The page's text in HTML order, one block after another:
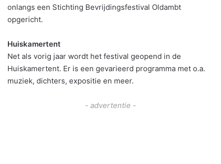
onlangs een Stichting Bevrijdingsfestival Oldambt
opgericht.
Huiskamertent
Net als vorig jaar wordt het festival geopend in de
Huiskamertent. Er is een gevarieerd programma met o.a.
muziek, dichters, expositie en meer.
- advertentie -